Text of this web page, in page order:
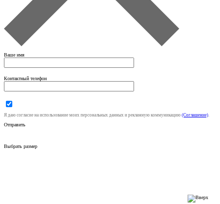
Ваше имя
Контактный телефон
Я даю согласие на использование моих персональных данных и рекламную коммуникацию (Соглашение)
Отправить
Выбрать размер